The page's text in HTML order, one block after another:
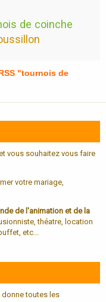
de coinche
"tournois de
vous souhaitez vous faire
votre mariage,
de l'animation et de la
théatre, location
etc...
donne toutes les